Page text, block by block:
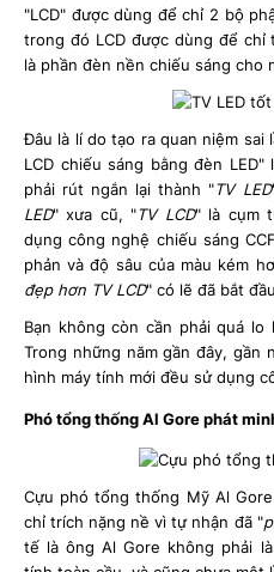
"LCD" được dùng để chỉ 2 bộ
trong đó LCD được dùng để chỉ
là phần đèn nền chiếu sáng cho
Đâu là lí do tạo ra quan niệm sai
LCD chiếu sáng bằng đèn
phải rút ngắn lại thành "TV LED
LED" xưa cũ, "TV LCD" là cụm
dụng công nghệ chiếu sáng
phản và độ sâu của màu kém
đẹp hơn TV LCD" có lẽ đã bắt
Bạn không còn cần phải quá
Trong những năm gần đây, gần
hình máy tính mới đều sử dụng
Phó tổng thống Al Gore phát
Cựu phó tổng thống Mỹ Al
chỉ trích nặng nề vì tự nhận đã "
tế là ông Al Gore không phải